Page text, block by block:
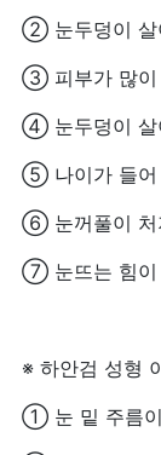
② 눈두덩이 살
③ 피부가 많이
④ 눈두덩이 살
⑤ 나이가 들어
⑥ 눈꺼풀이 처
⑦ 눈뜨는 힘이
※ 하안검 성형
① 눈 밑 주름이